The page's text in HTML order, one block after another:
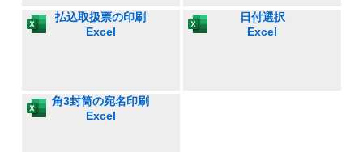
払込取扱票の印刷
Excel
日付選択
Excel
角3封筒の宛名印刷
Excel